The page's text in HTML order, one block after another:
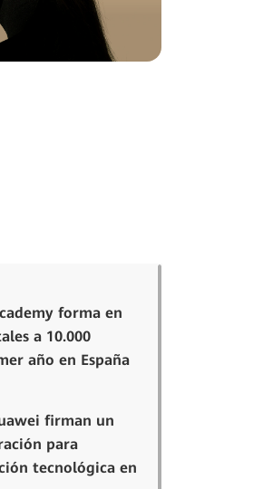
forma en
a 10.000
año en España
firman un
para
tecnológica en